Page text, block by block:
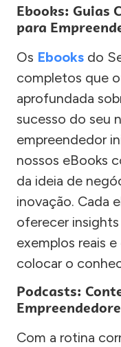
Ebooks: Guias
para
Os Ebooks do
completos que
aprofundada
sucesso do seu
empreendedor
nossos eBooks
da ideia de
inovação. Cada
oferecer
exemplos reais
colocar o
Podcasts:
Com a rotina